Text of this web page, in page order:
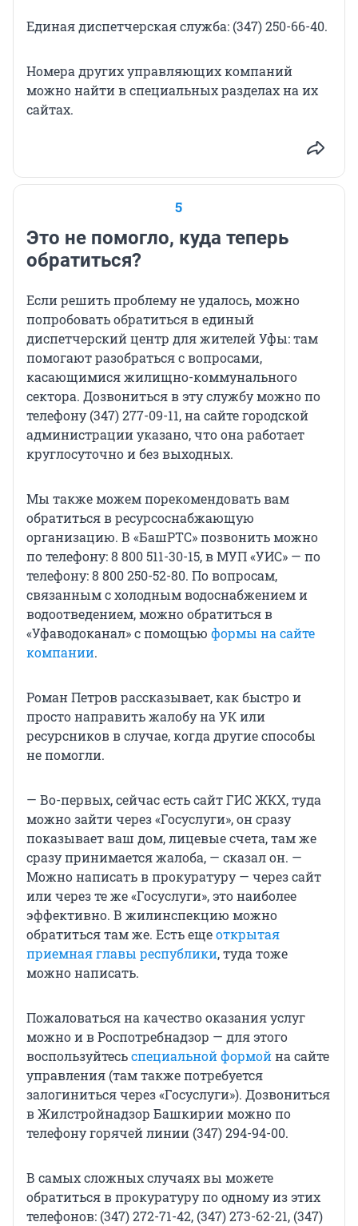
Единая диспетчерская служба: (347) 250-66-40.
Номера других управляющих компаний
можно найти в специальных разделах на их
сайтах.
5
Это не помогло, куда теперь
обратиться?
Если решить проблему не удалось, можно
попробовать обратиться в единый
диспетчерский центр для жителей Уфы: там
помогают разобраться с вопросами,
касающимися жилищно-коммунального
сектора. Дозвониться в эту службу можно по
телефону (347) 277-09-11, на сайте городской
администрации указано, что она работает
круглосуточно и без выходных.
Мы также можем порекомендовать вам
обратиться в ресурсоснабжающую
организацию. В «БашРТС» позвонить можно
по телефону: 8 800 511-30-15, в МУП «УИС» — по
телефону: 8 800 250-52-80. По вопросам,
связанным с холодным водоснабжением и
водоотведением, можно обратиться в
«Уфаводоканал» с помощью формы на сайте
компании.
Роман Петров рассказывает, как быстро и
просто направить жалобу на УК или
ресурсников в случае, когда другие способы
не помогли.
— Во-первых, сейчас есть сайт ГИС ЖКХ, туда
можно зайти через «Госуслуги», он сразу
показывает ваш дом, лицевые счета, там же
сразу принимается жалоба, — сказал он. —
Можно написать в прокуратуру — через сайт
или через те же «Госуслуги», это наиболее
эффективно. В жилинспекцию можно
обратиться там же. Есть ещеоткрытая
приемная главы республики, туда тоже
можно написать.
Пожаловаться на качество оказания услуг
можно и в Роспотребнадзор — для этого
воспользуйтесьспециальной формойна сайте
управления (там также потребуется
залогиниться через «Госуслуги»). Дозвониться
в Жилстройнадзор Башкирии можно по
телефону горячей линии (347) 294-94-00.
В самых сложных случаях вы можете
обратиться в прокуратуру по одному из этих
телефонов: (347) 272-71-42, (347) 273-62-21, (347)